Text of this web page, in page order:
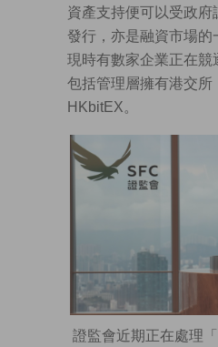
資產支持便可以受政府
發行，亦是融資市場的
現時有數家企業正在競
包括管理層擁有港交所
HKbitEX。
證監會近期正在處理